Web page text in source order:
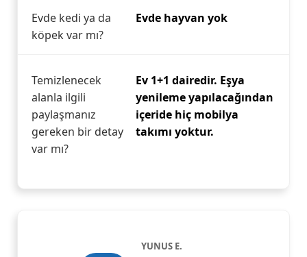
Evde kedi ya da
köpek var mı?
Evde hayvan yok
Temizlenecek
alanla ilgili
paylaşmanız
gereken bir detay
var mı?
Ev 1+1 dairedir. Eşya
yenileme yapılacağından
içeride hiç mobilya
takımı yoktur.
YUNUS E.